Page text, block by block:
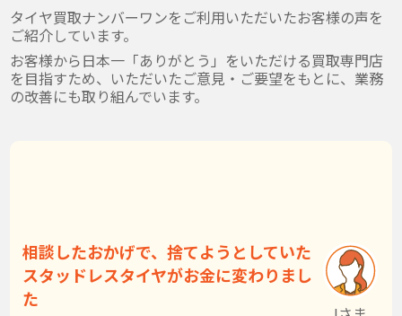
タイヤ買取ナンバーワンをご利用いただいたお客様の声を
ご紹介しています。
お客様から日本一「ありがとう」をいただける買取専門店
を目指すため、いただいたご意見・ご要望をもとに、業務
の改善にも取り組んでいます。
相談したおかげで、捨てようとしていた
スタッドレスタイヤがお金に変わりまし
た